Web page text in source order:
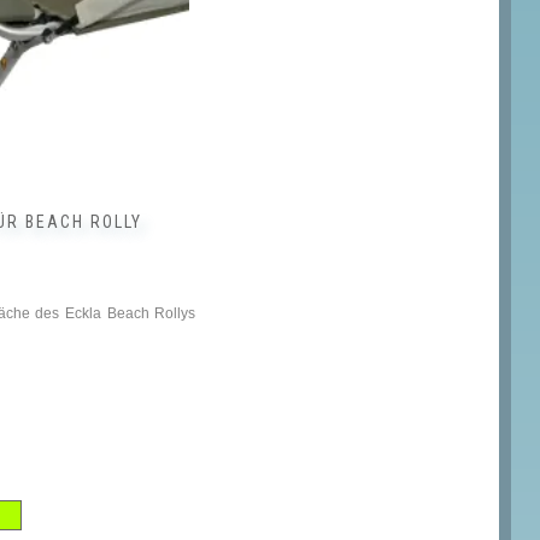
BEACH ROLLY
des Eckla Beach Rollys